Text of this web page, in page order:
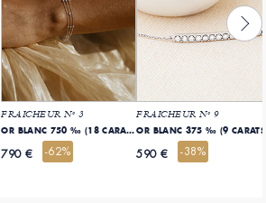
FRAICHEUR Nº 3
OR BLANC 750 ‰ (18 CARATS)
790 € -62%
FRAICHEUR Nº 9
OR BLANC 375 ‰ (9
590 € -38%